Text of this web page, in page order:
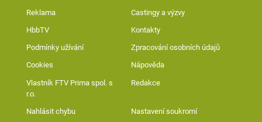
Reklama Castingy a výzvy
HbbTV Kontakty
Podmínky užívání Zpracování osobních údajů
Cookies Nápověda
Vlastník FTV Prima spol. s
r.o.
Redakce
Nahlásit chybu Nastavení soukromí